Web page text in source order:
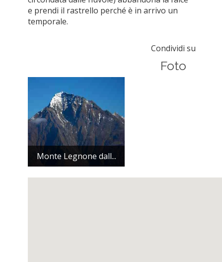
e prendi il rastrello perché è in arrivo un
temporale.
Condividi su
Foto
Monte Legnone dall...